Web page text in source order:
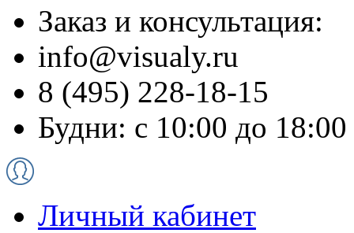
Заказ и консультация:
info@visualy.ru
8 (495) 228-18-15
Будни: с 10:00 до 18:00
Личный кабинет